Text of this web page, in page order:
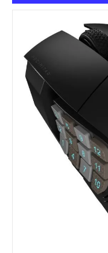
Tablettes
Mémoire Notebook
Processeur
Disque SSD